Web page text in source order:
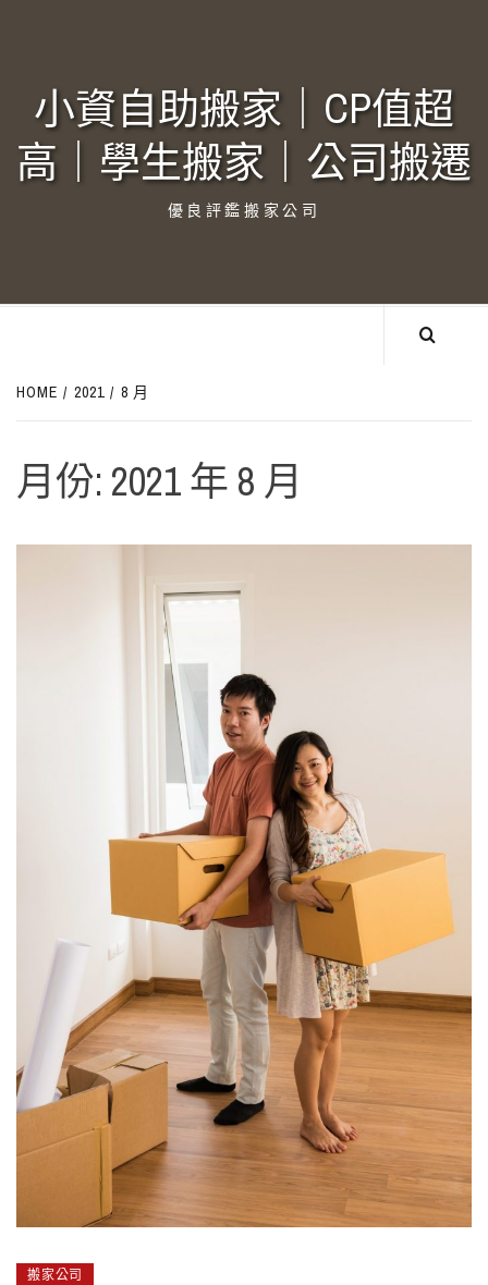
小資自助搬家｜CP值超
高｜學生搬家｜公司搬遷‎
優良評鑑搬家公司
HOME 2021 8 月
月份: 2021 年 8 月
搬家公司